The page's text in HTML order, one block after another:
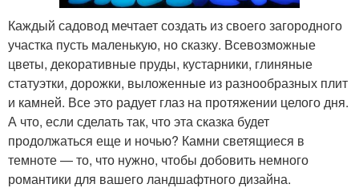
Каждый садовод мечтает создать из своего загородного
участка пусть маленькую, но сказку. Всевозможные
цветы, декоративные пруды, кустарники, глиняные
статуэтки, дорожки, выложенные из разнообразных плит
и камней. Все это радует глаз на протяжении целого дня.
А что, если сделать так, что эта сказка будет
продолжаться еще и ночью? Камни светящиеся в
темноте — то, что нужно, чтобы добовить немного
романтики для вашего ландшафтного дизайна.